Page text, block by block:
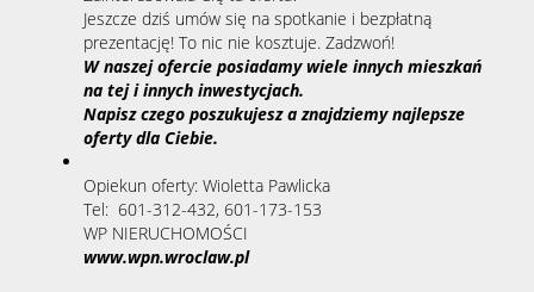
Jeszcze dziś umów się na spotkanie i bezpłatną
prezentację! To nic nie kosztuje. Zadzwoń!
W naszej ofercie posiadamy wiele innych mieszkań
na tej i innych inwestycjach.
Napisz czego poszukujesz a znajdziemy najlepsze
oferty dla Ciebie.
Opiekun oferty: Wioletta Pawlicka
Tel: 601-312-432, 601-173-153
WP NIERUCHOMOŚCI
www.wpn.wroclaw.pl